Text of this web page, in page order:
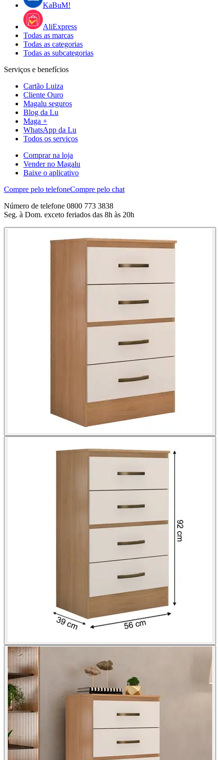
KaBuM!
AliExpress
Todas as marcas
Todas as categorias
Todas as subcategorias
Serviços e benefícios
Cartão Luiza
Cliente Ouro
Magalu seguros
Blog da Lu
Maga +
WhatsApp da Lu
Todos os serviços
Comprar na loja
Vender no Magalu
Baixe o aplicativo
Compre pelo telefoneCompre pelo chat
Número de telefone 0800 773 3838
Seg. à Dom. exceto feriados das 8h às 20h